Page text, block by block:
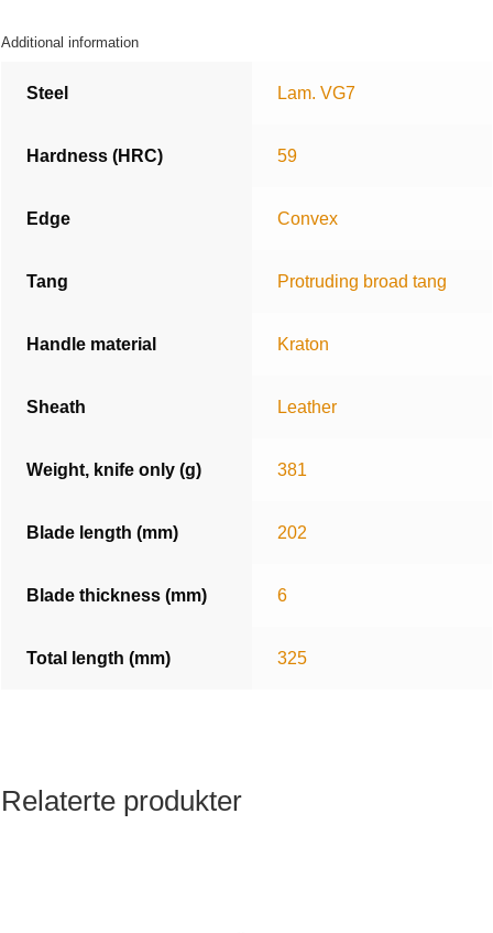
Additional information
Steel Lam. VG7
Hardness (HRC) 59
Edge Convex
Tang Protruding broad tang
Handle material Kraton
Sheath Leather
Weight, knife only (g) 381
Blade length (mm) 202
Blade thickness (mm) 6
Total length (mm) 325
Relaterte produkter